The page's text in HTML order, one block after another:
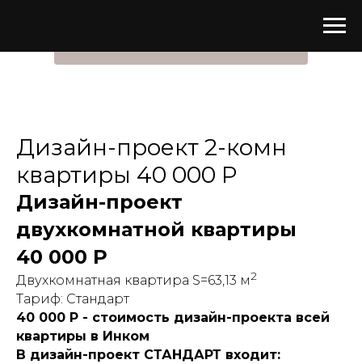
Дизайн-проект 2-комн
квартиры 40 000 Р
Дизайн-проект
двухкомнатной квартиры
40 000 Р
Двухкомнатная квартира S=63,13 м2
Тариф: Стандарт
40 000 Р - стоимость дизайн-проекта всей
квартиры в Инком
В дизайн-проект СТАНДАРТ входит: